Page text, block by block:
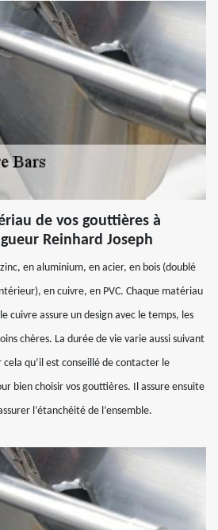
de vos gouttières à
Reinhard Joseph
en aluminium, en acier, en bois (doublé
en cuivre, en PVC. Chaque matériau
cuivre assure un design avec le temps, les
chères. La durée de vie varie aussi suivant
qu’il est conseillé de contacter le
bien choisir vos gouttières. Il assure ensuite
l’étanchéité de l’ensemble.